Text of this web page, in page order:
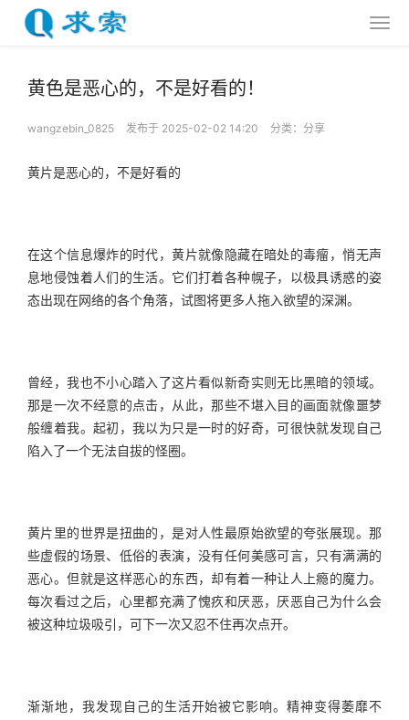
黄色是恶心的，不是好看的！
wangzebin_0825 发布于 2025-02-02 14:20 分类： 分享
黄片是恶心的，不是好看的
在这个信息爆炸的时代，黄片就像隐藏在暗处的毒瘤，悄无声
息地侵蚀着人们的生活。它们打着各种幌子，以极具诱惑的姿
态出现在网络的各个角落，试图将更多人拖入欲望的深渊。
曾经，我也不小心踏入了这片看似新奇实则无比黑暗的领域。
那是一次不经意的点击，从此，那些不堪入目的画面就像噩梦
般缠着我。起初，我以为只是一时的好奇，可很快就发现自己
陷入了一个无法自拔的怪圈。
黄片里的世界是扭曲的，是对人性最原始欲望的夸张展现。那
些虚假的场景、低俗的表演，没有任何美感可言，只有满满的
恶心。但就是这样恶心的东西，却有着一种让人上瘾的魔力。
每次看过之后，心里都充满了愧疚和厌恶，厌恶自己为什么会
被这种垃圾吸引，可下一次又忍不住再次点开。
渐渐地，我发现自己的生活开始被它影响。精神变得萎靡不